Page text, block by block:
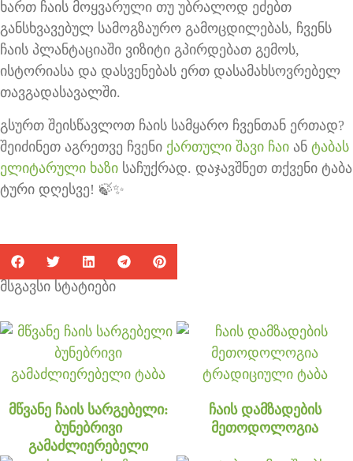
ხართ ჩაის მოყვარული თუ უბრალოდ ეძებთ
განსხვავებულ სამოგზაურო გამოცდილებას, ჩვენს
ჩაის პლანტაციაში ვიზიტი გპირდებათ გემოს,
ისტორიასა და დასვენებას ერთ დასამახსოვრებელ
თავგადასავალში.
გსურთ შეისწავლოთ ჩაის სამყარო ჩვენთან ერთად?
შეიძინეთ აგრეთვე ჩვენი ქართული შავი ჩაი ან ტაბას
ელიტარული ხაზი საჩუქრად. დაჯავშნეთ თქვენი ტაბა
ტური დღესვე! 🍃✨
მსგავსი სტატიები
მწვანე ჩაის სარგებელი:
ბუნებრივი
გამაძლიერებელი
ჩაის დამზადების
მეთოდოლოგია